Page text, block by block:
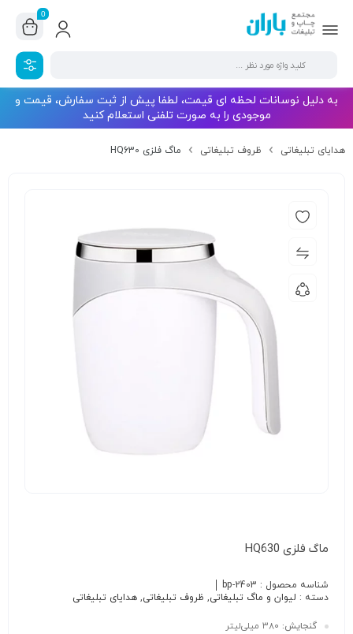
0
به دلیل نوسانات لحظه ای قیمت، لطفا پیش از ثبت سفارش، قیمت و
موجودی را به صورت تلفنی استعلام کنید
هدایای تبلیغاتی ظروف تبلیغاتی ماگ فلزی HQ630
ماگ فلزی HQ630
شناسه محصول : bp-2403
دسته : لیوان و ماگ تبلیغاتی, ظروف تبلیغاتی, هدایای تبلیغاتی
گنجایش: